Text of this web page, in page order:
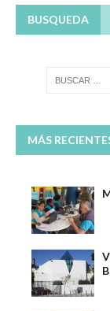
BUSQUEDA
MÁS